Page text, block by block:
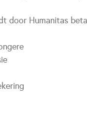
door Humanitas